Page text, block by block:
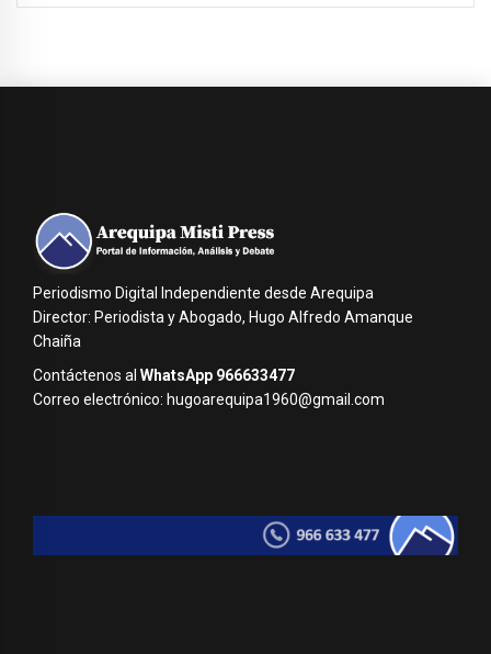
Periodismo Digital Independiente desde Arequipa
Director: Periodista y Abogado, Hugo Alfredo Amanque
Chaiña
Contáctenos al WhatsApp 966633477
Correo electrónico: hugoarequipa1960@gmail.com